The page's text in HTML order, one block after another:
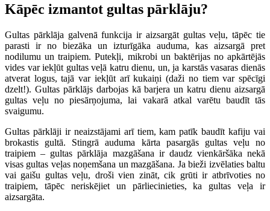
Kāpēc izmantot gultas pārklāju?
Gultas pārklāja galvenā funkcija ir aizsargāt gultas veļu, tāpēc tie
parasti ir no biezāka un izturīgāka auduma, kas aizsargā pret
nodilumu un traipiem. Putekļi, mikrobi un baktērijas no apkārtējās
vides var iekļūt gultas veļā katru dienu, un, ja karstās vasaras dienās
atverat logus, tajā var iekļūt arī kukaiņi (daži no tiem var spēcīgi
dzelt!). Gultas pārklājs darbojas kā barjera un katru dienu aizsargā
gultas veļu no piesārņojuma, lai vakarā atkal varētu baudīt tās
svaigumu.
Gultas pārklāji ir neaizstājami arī tiem, kam patīk baudīt kafiju vai
brokastis gultā. Stingrā auduma kārta pasargās gultas veļu no
traipiem – gultas pārklāja mazgāšana ir daudz vienkāršāka nekā
visas gultas veļas noņemšana un mazgāšana. Ja bieži izvēlaties baltu
vai gaišu gultas veļu, droši vien zināt, cik grūti ir atbrīvoties no
traipiem, tāpēc neriskējiet un pārliecinieties, ka gultas veļa ir
aizsargāta.